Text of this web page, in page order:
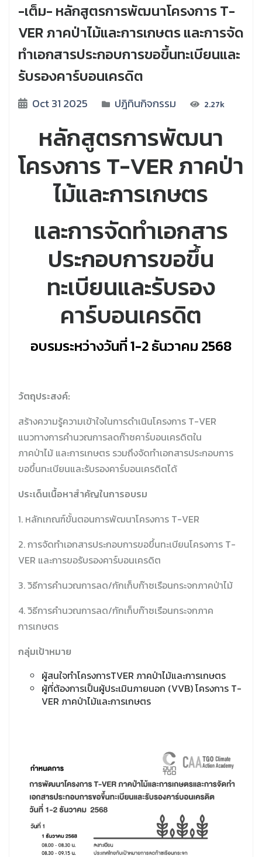
-เต็ม- หลักสูตรการพัฒนาโครงการ T-
VER ภาคป่าไม้และการเกษตร และการจัด
ทำเอกสารประกอบการขอขึ้นทะเบียนและ
รับรองคาร์บอนเครดิต
Oct 31 2025 ปฎิทินกิจกรรม 2.27k
หลักสูตรการพัฒนา
โครงการ T-VER ภาคป่า
ไม้และการเกษตร
และการจัดทำเอกสาร
ประกอบการขอขึ้น
ทะเบียนและรับรอง
คาร์บอนเครดิต
อบรมระหว่างวันที่ 1-2 ธันวาคม 2568
วัตถุประสงค์:
สร้างความรู้ความเข้าใจในการดำเนินโครงการ T-VER
แนวทางการคำนวณการลดก๊าซคาร์บอนเครดิตใน
ภาคป่าไม้ และการเกษตร รวมถึงจัดทำเอกสารประกอบการ
ขอขึ้นทะเบียนและรับรองคาร์บอนเครดิตได้
ประเด็นเนื้อหาสำคัญในการอบรม
1. หลักเกณฑ์ขั้นตอนการพัฒนาโครงการ T-VER
2. การจัดทำเอกสารประกอบการขอขึ้นทะเบียนโครงการ T-
VER และการขอรับรองคาร์บอนเครดิต
3. วิธีการคำนวณการลด/กักเก็บก๊าซเรือนกระจกภาคป่าไม้
4. วิธีการคำนวณการลด/กักเก็บก๊าซเรือนกระจกภาค
การเกษตร
กลุ่มเป้าหมาย
ผู้สนใจทำโครงการTVER ภาคป่าไม้และการเกษตร
ผู้ที่ต้องการเป็นผู้ประเมินภายนอก (VVB) โครงการ T-
VER ภาคป่าไม้และการเกษตร